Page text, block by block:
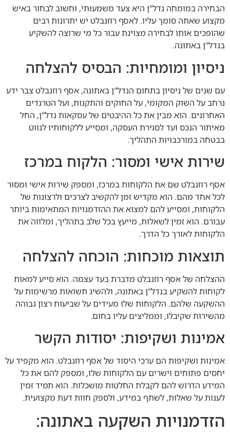
הבחירה במומחה נדל"ן היא צעד משמעותי, וחשוב לבחור באיש
מקצוע שאתה סומך עליו. לאסף רוזנבלט יש יתרונות רבים
שהופכים אותו לבחירה מצוינת עבור כל מי שרוצה להשקיע
בנדל"ן באתונה.
ניסיון ומומחיות: הבסיס להצלחה
עם שנים של ניסיון בתחום הנדל"ן באתונה, אסף רוזנבלט צבר ידע
נרחב על השוק המקומי, על החוקים והתקנות, ועל הטרנדים
האחרונים. הוא מבין את כל ההיבטים של עסקאות נדל"ן, החל
מאיתור הנכס ועד לסגירת העסקה, ומסייע ללקוחותיו לנווט
בבטחה במורכבויות התהליך.
שירות אישי ומסור: הלקוח במרכז
אסף רוזנבלט שם את הלקוחות במרכז, ומספק שירות אישי ומסור
לכל אחד מהם. הוא מקדיש זמן להקשיב לצרכים ולרצונות של
הלקוחות, ומסייע להם למצוא את ההזדמנויות המתאימות ביותר
עבורם. הוא זמין לשאלות, מייעץ בכל שלב בתהליך, ומלווה את
הלקוחות לאורך כל הדרך.
תוצאות מוכחות: הוכחה להצלחה
ההצלחה של אסף רוזנבלט מדברת בעד עצמה. הוא סייע למאות
לקוחות להשקיע בנדל"ן באתונה, ולהשיג תשואות מרשימות על
ההשקעה שלהם. הלקוחות שלו מעידים על שביעות רצון גבוהה
מהשירות שקיבלו, וממליצים עליו בחום.
אמינות ושקיפות: יסודות הקשר
אמינות ושקיפות הם ערכי היסוד של אסף רוזנבלט. הוא מקפיד על
יחסים פתוחים וישרים עם הלקוחות שלו, ומספק להם את כל
המידע הדרוש להם לקבלת החלטות מושכלות. הוא תמיד זמין
לענות על שאלות, לשתף במידע, ולספק חוות דעת מקצועית.
הזדמנויות השקעה באתונה: